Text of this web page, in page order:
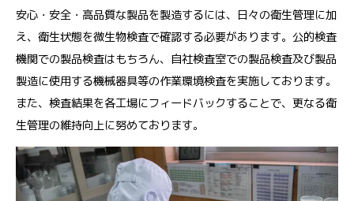
安心・安全・高品質な製品を製造するには、日々の衛生管理に加
え、衛生状態を微生物検査で確認する必要があります。公的検査
機関での製品検査はもちろん、自社検査室での製品検査及び製品
製造に使用する機械器具等の作業環境検査を実施しております。
また、検査結果を各工場にフィードバックすることで、更なる衛
生管理の維持向上に努めております。